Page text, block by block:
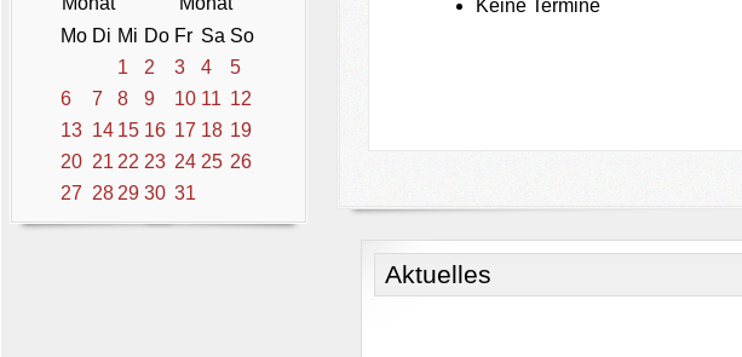
Mo Di Mi Do Fr Sa So
1
2 3 4
5
6
7 8 9 10 11 12
13 14 15 16 17 18 19
20 21 22 23 24 25 26
27 28 29 30 31
Keine Termine
Aktuelles